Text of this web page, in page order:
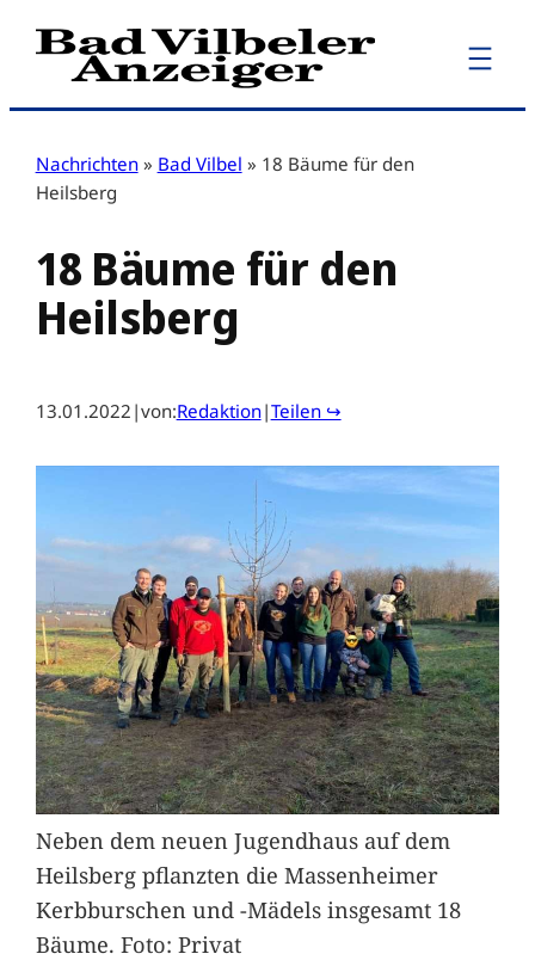
Zum
Inhalt
Nachrichten » Bad Vilbel » 18 Bäume für den
Heilsberg
18 Bäume für den
Heilsberg
13.01.2022 |von:Redaktion|Teilen ↪
Neben dem neuen Jugendhaus auf dem
Heilsberg pflanzten die Massenheimer
Kerbburschen und -Mädels insgesamt 18
Bäume. Foto: Privat